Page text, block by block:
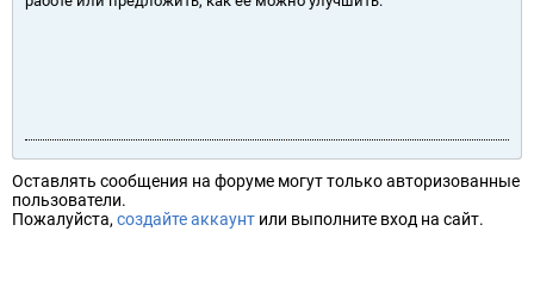
Оставлять сообщения на форуме могут только авторизованные
пользователи.
Пожалуйста, создайте аккаунт или выполните вход на сайт.